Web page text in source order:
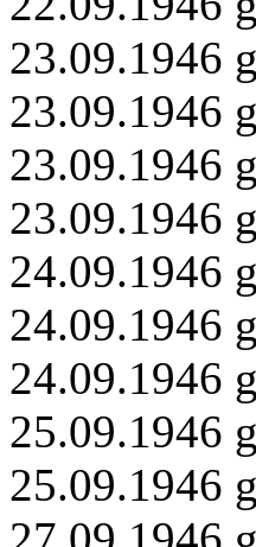
23.09.1946
23.09.1946
23.09.1946
23.09.1946
24.09.1946
24.09.1946
24.09.1946
25.09.1946
25.09.1946